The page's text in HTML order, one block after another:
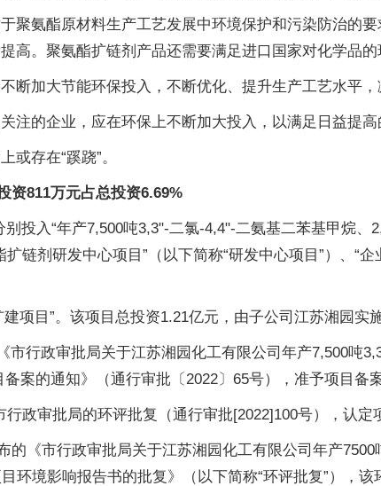
聚氨酯原材料生产工艺发展中环境保护和污染防治的
高。聚氨酯扩链剂产品还需要满足进口国家对化学品的
断加大节能环保投入，不断优化、提升生产工艺水平
注的企业，应在环保上不断加大投入，以满足日益提高
或存在“蹊跷”。
资811万元占总投资6.69%
投入“年产7,500吨3,3"-二氯-4,4"-二氨基二苯基甲烷
扩链剂研发中心项目”（以下简称“研发中心项目”）、“
项目”。该项目总投资1.21亿元，由子公司江苏湘园
市行政审批局关于江苏湘园化工有限公司年产7,500吨
案的通知》（通行审批〔2022〕65号），准予项目备案
政审批局的环评批复（通行审批[2022]100号），认定
的《市行政审批局关于江苏湘园化工有限公司年产
环境影响报告书的批复》（以下简称“环评批复”），